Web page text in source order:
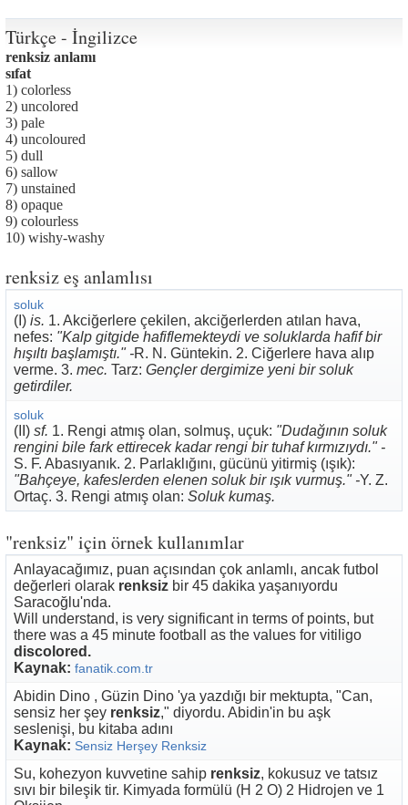
Türkçe - İngilizce
renksiz anlamı
sıfat
1) colorless
2) uncolored
3) pale
4) uncoloured
5) dull
6) sallow
7) unstained
8) opaque
9) colourless
10) wishy-washy
renksiz eş anlamlısı
soluk
(I) is. 1. Akciğerlere çekilen, akciğerlerden atılan hava,
nefes: "Kalp gitgide hafiflemekteydi ve soluklarda hafif bir
hışıltı başlamıştı." -R. N. Güntekin. 2. Ciğerlere hava alıp
verme. 3. mec. Tarz: Gençler dergimize yeni bir soluk
getirdiler.
soluk
(II) sf. 1. Rengi atmış olan, solmuş, uçuk: "Dudağının soluk
rengini bile fark ettirecek kadar rengi bir tuhaf kırmızıydı." -
S. F. Abasıyanık. 2. Parlaklığını, gücünü yitirmiş (ışık):
"Bahçeye, kafeslerden elenen soluk bir ışık vurmuş." -Y. Z.
Ortaç. 3. Rengi atmış olan: Soluk kumaş.
"renksiz" için örnek kullanımlar
Anlayacağımız, puan açısından çok anlamlı, ancak futbol
değerleri olarak renksiz bir 45 dakika yaşanıyordu
Saracoğlu'nda.
Will understand, is very significant in terms of points, but
there was a 45 minute football as the values ​​for vitiligo
discolored.
Kaynak: fanatik.com.tr
Abidin Dino , Güzin Dino 'ya yazdığı bir mektupta, "Can,
sensiz her şey renksiz," diyordu. Abidin'in bu aşk
seslenişi, bu kitaba adını
Kaynak: Sensiz Herşey Renksiz
Su, kohezyon kuvvetine sahip renksiz, kokusuz ve tatsız
sıvı bir bileşik tir. Kimyada formülü (H 2 O) 2 Hidrojen ve 1